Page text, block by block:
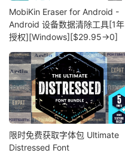
MobiKin Eraser for Android -
Android 设备数据清除工具[1年
授权][Windows][$29.95→0]
限时免费获取字体包 Ultimate
Distressed Font